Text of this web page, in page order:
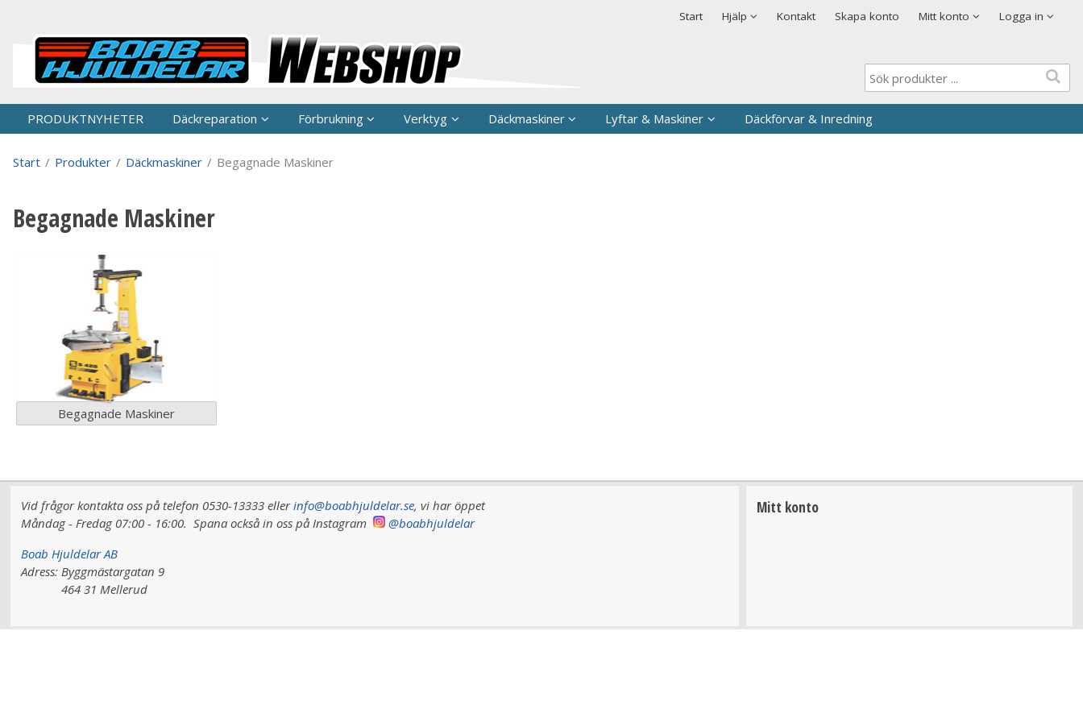
Start Hjälp
Säkerhet & Cookies Kontakt Skapa konto Mitt konto Logga in
Lösenord*
Kom ihåg mig
PRODUKTNYHETER Däckreparation Förbrukning Verktyg Däckmaskiner Lyftar & Maskiner Däckförvar & Inredning
Start / Produkter / Däckmaskiner / Begagnade Maskiner
Begagnade Maskiner
Begagnade Maskiner
Vid frågor kontakta oss på telefon 0530-13333 ellerinfo@boabhjuldelar.se, vi haröppet
Måndag - Fredag 07:00 - 16:00. Spana också in oss på Instagram
@boabhjuldelar
Boab Hjuldelar AB
Adress: Byggmästargatan 9
464 31 Mellerud
Mitt konto